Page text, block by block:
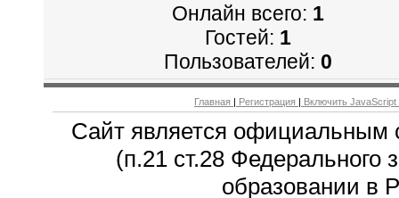
Онлайн всего: 1
Гостей: 1
Пользователей: 0
Главная | Регистрация | Включить JavaScript
Сайт является официальным
(п.21 ст.28 Федерального
образовании в